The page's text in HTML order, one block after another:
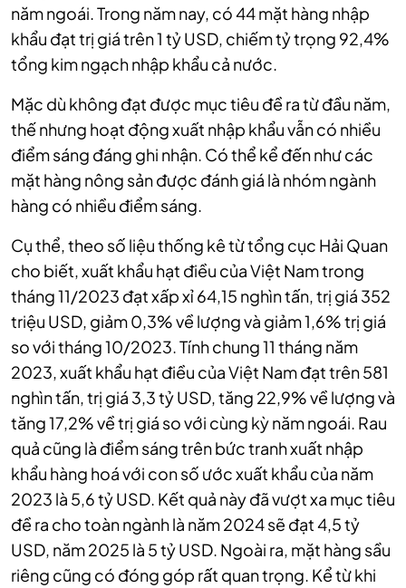
năm ngoái. Trong năm nay, có 44 mặt hàng nhập
khẩu đạt trị giá trên 1 tỷ USD, chiếm tỷ trọng 92,4%
tổng kim ngạch nhập khẩu cả nước.
Mặc dù không đạt được mục tiêu đề ra từ đầu năm,
thế nhưng hoạt động xuất nhập khẩu vẫn có nhiều
điểm sáng đáng ghi nhận. Có thể kể đến như các
mặt hàng nông sản được đánh giá là nhóm ngành
hàng có nhiều điểm sáng.
Cụ thể, theo số liệu thống kê từ tổng cục Hải Quan
cho biết, xuất khẩu hạt điều của Việt Nam trong
tháng 11/2023 đạt xấp xỉ 64,15 nghìn tấn, trị giá 352
triệu USD, giảm 0,3% về lượng và giảm 1,6% trị giá
so với tháng 10/2023. Tính chung 11 tháng năm
2023, xuất khẩu hạt điều của Việt Nam đạt trên 581
nghìn tấn, trị giá 3,3 tỷ USD, tăng 22,9% về lượng và
tăng 17,2% về trị giá so với cùng kỳ năm ngoái. Rau
quả cũng là điểm sáng trên bức tranh xuất nhập
khẩu hàng hoá với con số ước xuất khẩu của năm
2023 là 5,6 tỷ USD. Kết quả này đã vượt xa mục tiêu
đề ra cho toàn ngành là năm 2024 sẽ đạt 4,5 tỷ
USD, năm 2025 là 5 tỷ USD. Ngoài ra, mặt hàng sầu
riêng cũng có đóng góp rất quan trọng. Kể từ khi